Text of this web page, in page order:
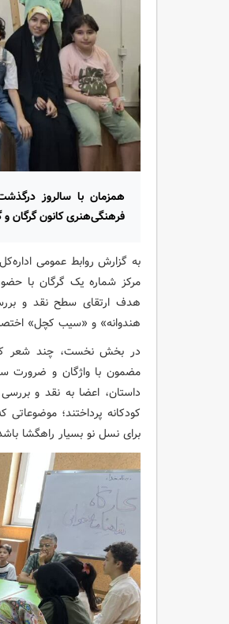
همزمان با سالروز
فرهنگی‌هنری کانون گرگان و
به گزارش روابط عمومی
مرکز شماره یک گرگان با
هدف ارتقای سطح نقد و
هندوانه» و «سیب کچل»
در بخش نخست، چند شعر
مضمون با واژگان و ضرورت
داستان، اعضا به نقد و
کودکانه پرداختند؛ موضوعاتی
برای نسل نو بسیار راهگشا